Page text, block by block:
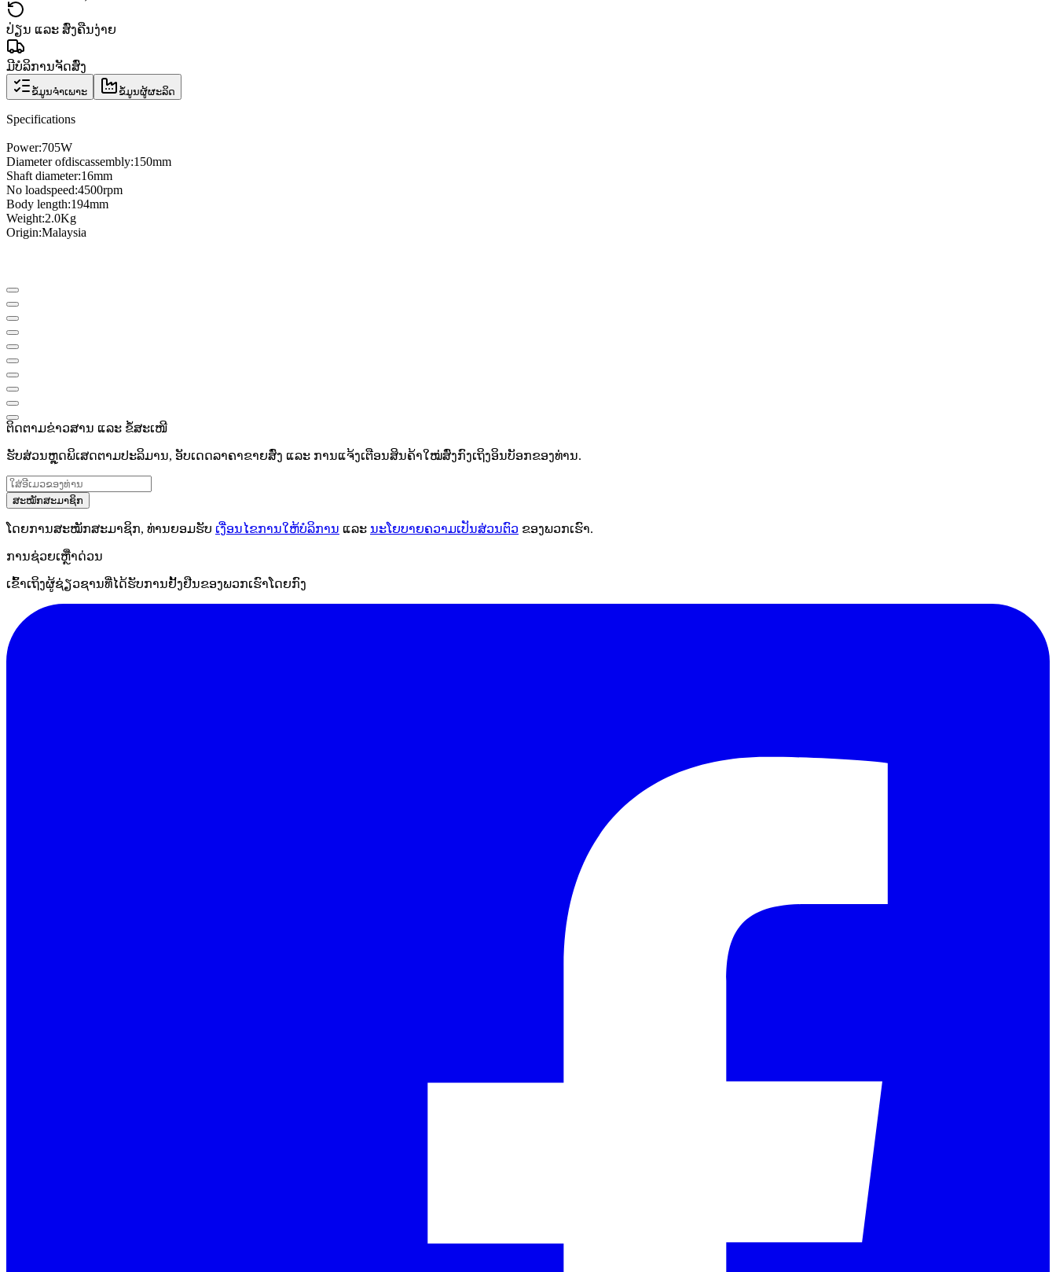
ປ່ຽນ ແລະ ສົ່ງຄືນງ່າຍ
ມີບໍລິການຈັດສົ່ງ
ຂໍ້ມູນຈຳເພາະ ຂໍ້ມູນຜູ້ຜະລິດ
Specifications
Power:705W
Diameter ofdiscassembly:150mm
Shaft diameter:16mm
No loadspeed:4500rpm
Body length:194mm
Weight:2.0Kg
Origin:Malaysia
ຕິດຕາມຂ່າວສານ ແລະ ຂໍ້ສະເໜີ
ຮັບສ່ວນຫຼຸດພິເສດຕາມປະລິມານ, ອັບເດດລາຄາຂາຍສົ່ງ ແລະ ການແຈ້ງເຕືອນສິນຄ້າໃໝ່ສົ່ງກົງເຖິງອິນບັອກຂອງທ່ານ.
ສະໝັກສະມາຊິກ
ໂດຍການສະໝັກສະມາຊິກ, ທ່ານຍອມຮັບ ເງື່ອນໄຂການໃຫ້ບໍລິການ ແລະ ນະໂຍບາຍຄວາມເປັນສ່ວນຕົວ ຂອງພວກເຮົາ.
ການຊ່ວຍເຫຼືໍາດ່ວນ
ເຂົ້າເຖິງຜູ້ຊ່ຽວຊານທີ່ໄດ້ຮັບການຢັ້ງຢືນຂອງພວກເຮົາໂດຍກົງ